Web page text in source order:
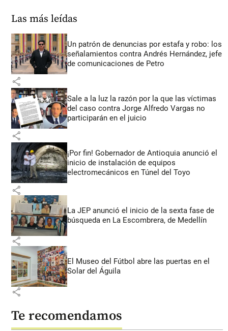
Las más leídas
Un patrón de denuncias por estafa y robo: los
señalamientos contra Andrés Hernández, jefe
de comunicaciones de Petro
share
Sale a la luz la razón por la que las víctimas
del caso contra Jorge Alfredo Vargas no
participarán en el juicio
share
¡Por fin! Gobernador de Antioquia anunció el
inicio de instalación de equipos
electromecánicos en Túnel del Toyo
share
La JEP anunció el inicio de la sexta fase de
búsqueda en La Escombrera, de Medellín
share
El Museo del Fútbol abre las puertas en el
Solar del Águila
share
Te recomendamos